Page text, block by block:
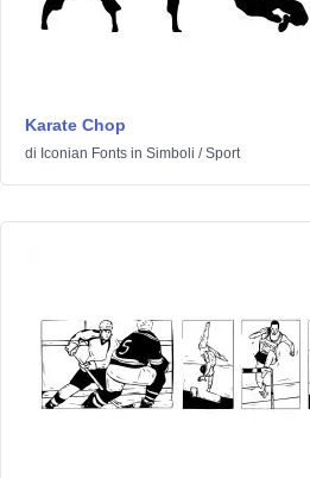
Karate Chop
di Iconian Fontsin Simboli /Sport